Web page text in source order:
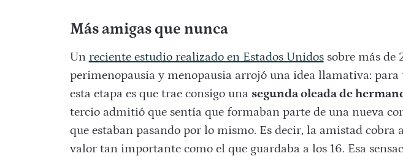
Más amigas que nunca
Un reciente estudio realizado en Estados Unidossobre más de
perimenopausia y menopausia arrojó una idea llamativa: para
esta etapa es que trae consigo una segunda oleada de
tercio admitió que sentía que formaban parte de una nueva
que estaban pasando por lo mismo. Es decir, la amistad cobra
valor tan importante como el que guardaba a los 16. Esa